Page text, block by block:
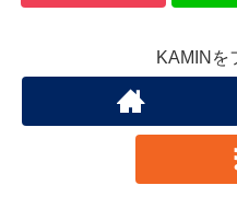
KAMINを